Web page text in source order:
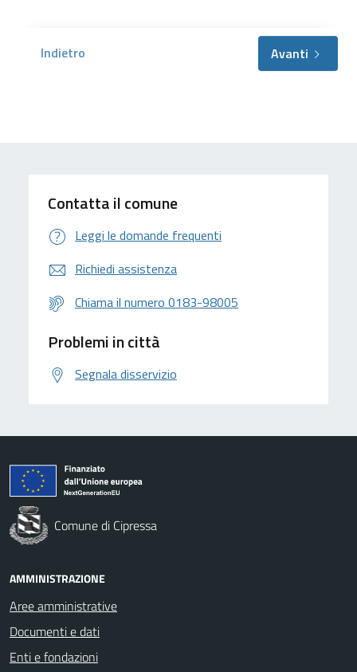
Indietro Avanti
Contatta il comune
Leggi le domande frequenti
Richiedi assistenza
Chiama il numero 0183-98005
Problemi in città
Segnala disservizio
Comune di Cipressa
AMMINISTRAZIONE
Aree amministrative
Documenti e dati
Enti e fondazioni